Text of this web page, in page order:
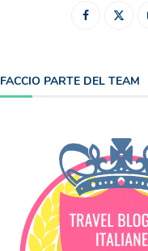
FACCIO PARTE DEL TEAM